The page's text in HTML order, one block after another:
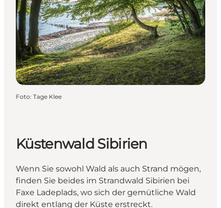
Foto: Tage Klee
Küstenwald Sibirien
Wenn Sie sowohl Wald als auch Strand mögen,
finden Sie beides im Strandwald Sibirien bei
Faxe Ladeplads, wo sich der gemütliche Wald
direkt entlang der Küste erstreckt.